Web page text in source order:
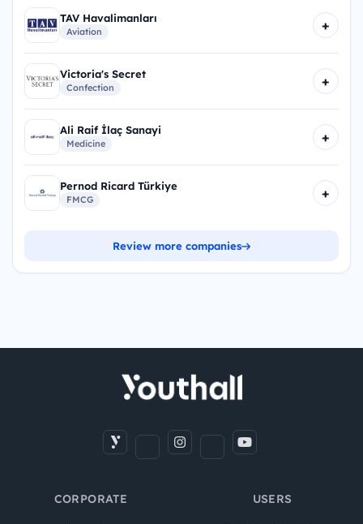
TAV Havalimanları
Aviation +
Victoria's Secret
Confection +
Ali Raif İlaç Sanayi
Medicine +
Pernod Ricard Türkiye
FMCG +
Review more companies
CORPORATE USERS